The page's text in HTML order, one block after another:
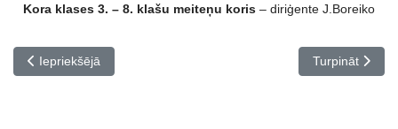
Kora klases 3. – 8. klašu meiteņu koris – diriģente J.Boreiko
Iepriekšējais raksts: “Ieskats atmiņās…” Saruna ar Daugavpils
Iepriekšējā Nākamais
Turpināt